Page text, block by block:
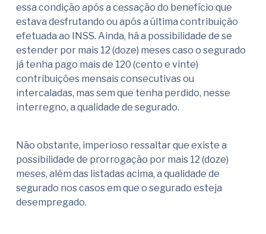
essa condição após a cessação do benefício que
estava desfrutando ou após a última contribuição
efetuada ao INSS. Ainda, há a possibilidade de se
estender por mais 12 (doze) meses caso o segurado
já tenha pago mais de 120 (cento e vinte)
contribuições mensais consecutivas ou
intercaladas, mas sem que tenha perdido, nesse
interregno, a qualidade de segurado.
Não obstante, imperioso ressaltar que existe a
possibilidade de prorrogação por mais 12 (doze)
meses, além das listadas acima, a qualidade de
segurado nos casos em que o segurado esteja
desempregado.